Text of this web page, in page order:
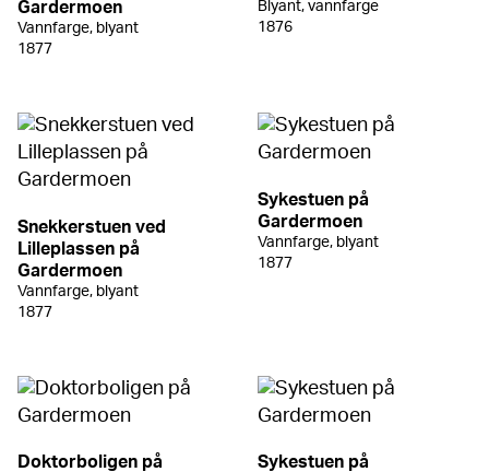
Gardermoen
Vannfarge, blyant
1877
Blyant, vannfarge
1876
Snekkerstuen ved
Lilleplassen på
Gardermoen
Vannfarge, blyant
1877
Sykestuen på
Gardermoen
Vannfarge, blyant
1877
Doktorboligen på
Sykestuen på